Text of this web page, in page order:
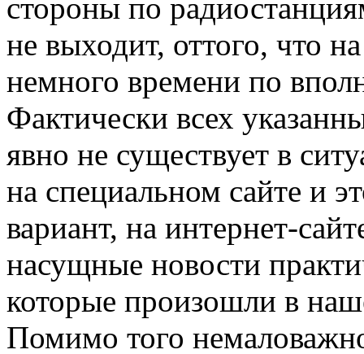
стороны по
не выходит, оттого, что
немного времени по
Фактически всех
явно не существует в
на специальном сайте и
вариант, на интернет-
насущные новости
которые произошли в
Помимо того